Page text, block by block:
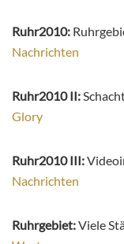
Ruhr2010:
Nachrichten
Ruhr2010 II:
Glory
Ruhr2010 III:
Nachrichten
Ruhrgebiet:Viele